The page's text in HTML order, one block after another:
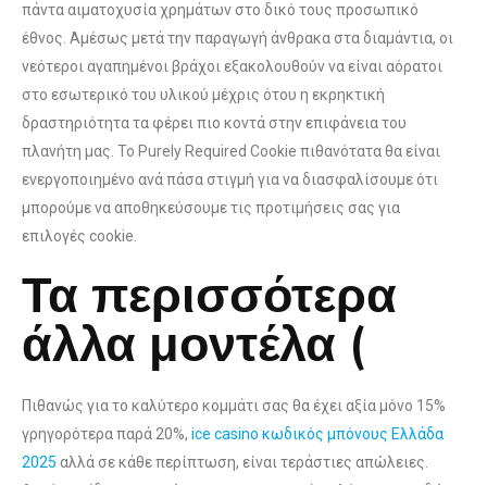
πάντα αιματοχυσία χρημάτων στο δικό τους προσωπικό
έθνος. Αμέσως μετά την παραγωγή άνθρακα στα διαμάντια, οι
νεότεροι αγαπημένοι βράχοι εξακολουθούν να είναι αόρατοι
στο εσωτερικό του υλικού μέχρις ότου η εκρηκτική
δραστηριότητα τα φέρει πιο κοντά στην επιφάνεια του
πλανήτη μας. Το Purely Required Cookie πιθανότατα θα είναι
ενεργοποιημένο ανά πάσα στιγμή για να διασφαλίσουμε ότι
μπορούμε να αποθηκεύσουμε τις προτιμήσεις σας για
επιλογές cookie.
Τα περισσότερα
άλλα μοντέλα (
Πιθανώς για το καλύτερο κομμάτι σας θα έχει αξία μόνο 15%
γρηγορότερα παρά 20%, ice casino κωδικός μπόνους Ελλάδα
2025 αλλά σε κάθε περίπτωση, είναι τεράστιες απώλειες.